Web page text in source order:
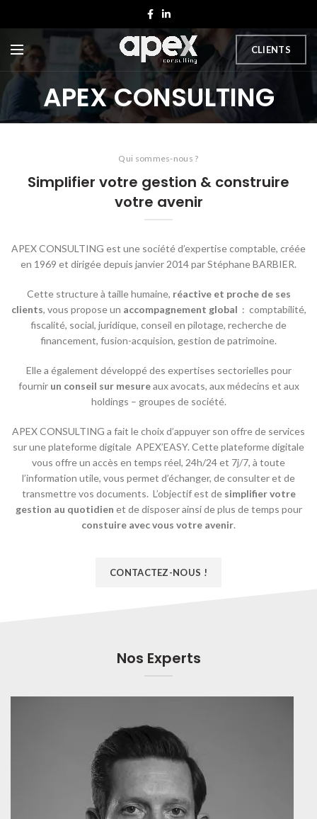
CLIENTS
APEX CONSULTING
Qui sommes-nous ?
Simplifier votre gestion & construire
votre avenir
APEX CONSULTING est une société d’expertise comptable, créée
en 1969 et dirigée depuis janvier 2014 par Stéphane BARBIER.
Cette structure à taille humaine, réactive et proche de ses
clients, vous propose un accompagnement global : comptabilité,
fiscalité, social, juridique, conseil en pilotage, recherche de
financement, fusion-acquision, gestion de patrimoine.
Elle a également développé des expertises sectorielles pour
fournir un conseil sur mesureaux avocats, aux médecins et aux
holdings – groupes de société.
APEX CONSULTING a fait le choix d’appuyer son offre de services
sur une plateforme digitale APEX’EASY. Cette plateforme digitale
vous offre un accès en temps réel, 24h/24 et 7j/7, à toute
l’information utile, vous permet d’échanger, de consulter et de
transmettre vos documents. L’objectif est de simplifier votre
gestion au quotidien et de disposer ainsi de plus de temps pour
constuire avec vous votre avenir.
CONTACTEZ-NOUS !
Nos Experts